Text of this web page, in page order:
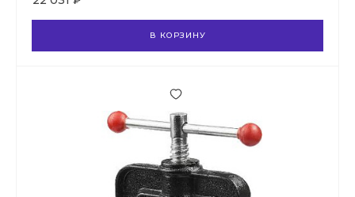
В КОРЗИНУ